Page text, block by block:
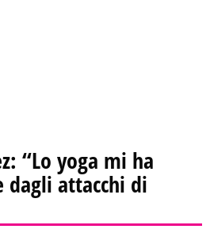
“Lo yoga mi ha
dagli attacchi di